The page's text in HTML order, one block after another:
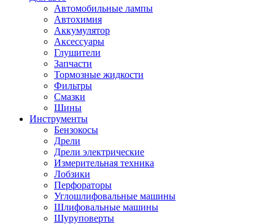
Автомобильные лампы
Автохимия
Аккумулятор
Аксессуары
Глушители
Запчасти
Тормозные жидкости
Фильтры
Смазки
Шины
Инструменты
Бензокосы
Дрели
Дрели электрические
Измерительная техника
Лобзики
Перфораторы
Углошлифовальные машины
Шлифовальные машины
Шуруповерты